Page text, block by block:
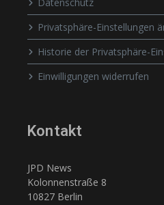
Privatsphäre-Einstellungen
Historie der Privatsphäre-
Einwilligungen widerrufen
Kontakt
JPD News
Kolonnenstraße 8
10827 Berlin